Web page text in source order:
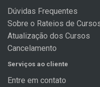
Dúvidas Frequentes
Sobre o Rateios de
Atualização dos Cursos
Cancelamento
Serviços ao cliente
Entre em contato